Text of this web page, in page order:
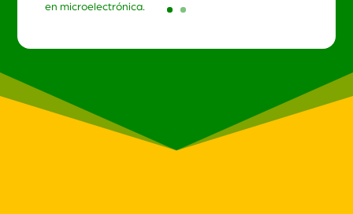
en microelectrónica.